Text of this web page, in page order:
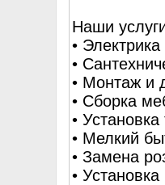
Наши
• Электрика
•
• Монтаж и
• Сборка
• Установка
• Мелкий
• Замена
•